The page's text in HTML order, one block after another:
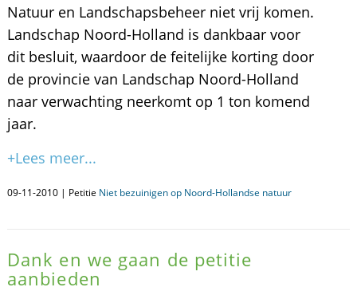
Natuur en Landschapsbeheer niet vrij komen.
Landschap Noord-Holland is dankbaar voor
dit besluit, waardoor de feitelijke korting door
de provincie van Landschap Noord-Holland
naar verwachting neerkomt op 1 ton komend
jaar.
+Lees meer...
09-11-2010 | Petitie Niet bezuinigen op Noord-Hollandse natuur
Dank en we gaan de petitie
aanbieden